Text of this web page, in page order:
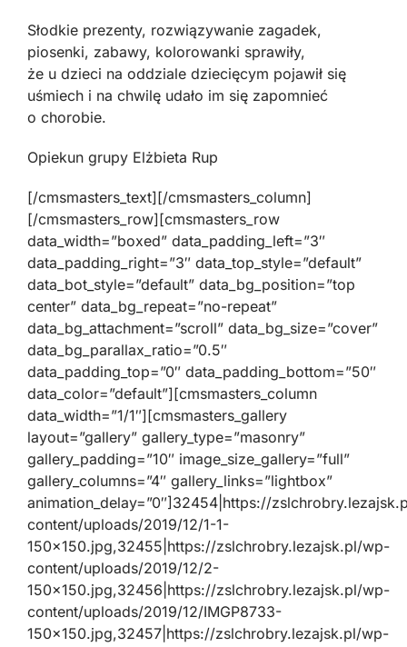
Słodkie prezenty, rozwiązywanie zagadek,
piosenki, zabawy, kolorowanki sprawiły,
że u dzieci na oddziale dziecięcym pojawił się
uśmiech i na chwilę udało im się zapomnieć
o chorobie.
Opiekun grupy Elżbieta Rup
[/cmsmasters_text][/cmsmasters_column]
[/cmsmasters_row][cmsmasters_row
data_width=”boxed” data_padding_left=”3″
data_padding_right=”3″ data_top_style=”default”
data_bot_style=”default” data_bg_position=”top
center” data_bg_repeat=”no-repeat”
data_bg_attachment=”scroll” data_bg_size=”cover”
data_bg_parallax_ratio=”0.5″
data_padding_top=”0″ data_padding_bottom=”50″
data_color=”default”][cmsmasters_column
data_width=”1/1″][cmsmasters_gallery
layout=”gallery” gallery_type=”masonry”
gallery_padding=”10″ image_size_gallery=”full”
gallery_columns=”4″ gallery_links=”lightbox”
animation_delay=”0″]32454|https://
content/uploads/2019/12/1-1-
150×150.jpg,32455|https://zslchrobry.lezajsk.pl/wp-
content/uploads/2019/12/2-
150×150.jpg,32456|https://zslchrobry.lezajsk.pl/wp-
content/uploads/2019/12/IMGP8733-
150×150.jpg,32457|https://zslchrobry.lezajsk.pl/wp-